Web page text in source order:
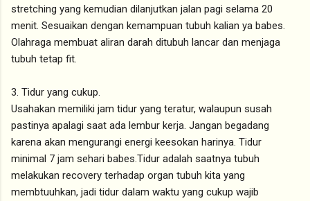
stretching yang kemudian dilanjutkan jalan pagi selama 20
menit. Sesuaikan dengan kemampuan tubuh kalian ya babes.
Olahraga membuat aliran darah ditubuh lancar dan menjaga
tubuh tetap fit.
3. Tidur yang cukup.
Usahakan memiliki jam tidur yang teratur, walaupun susah
pastinya apalagi saat ada lembur kerja. Jangan begadang
karena akan mengurangi energi keesokan harinya. Tidur
minimal 7 jam sehari babes.Tidur adalah saatnya tubuh
melakukan recovery terhadap organ tubuh kita yang
membtuuhkan, jadi tidur dalam waktu yang cukup wajib